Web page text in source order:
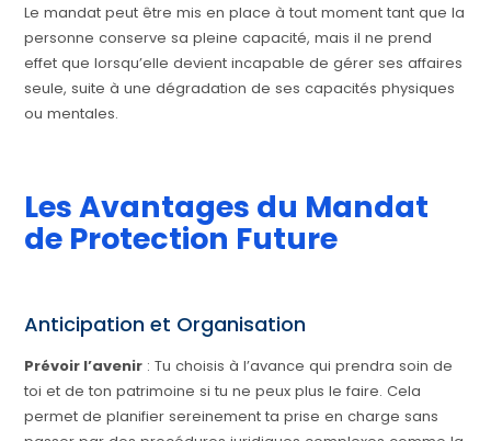
Le mandat peut être mis en place à tout moment tant que la
personne conserve sa pleine capacité, mais il ne prend
effet que lorsqu’elle devient incapable de gérer ses affaires
seule, suite à une dégradation de ses capacités physiques
ou mentales.
Les Avantages du Mandat
de Protection Future
Anticipation et Organisation
Prévoir l’avenir : Tu choisis à l’avance qui prendra soin de
toi et de ton patrimoine si tu ne peux plus le faire. Cela
permet de planifier sereinement ta prise en charge sans